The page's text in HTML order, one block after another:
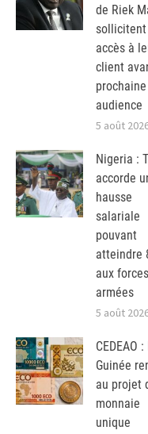
de Riek
sollicitent
accès à
client
prochaine
audience
5 août
Nigeria :
accorde
hausse
salariale
pouvant
atteindre
aux forces
armées
5 août
CEDEAO :
Guinée
au projet
monnaie
unique